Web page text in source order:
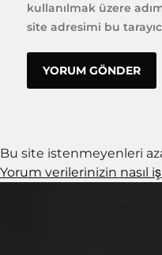
kullanılmak üzere
site adresimi bu
Bu site istenmeyenleri
Yorum verilerinizin nasıl